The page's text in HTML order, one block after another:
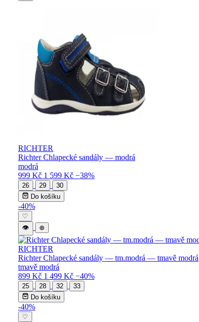
RICHTER
Richter Chlapecké sandály — modrá
modrá
999 Kč 1 599 Kč −38%
26 29
30
Do košíku
-40%
♡
👁
⊕
RICHTER
Richter Chlapecké sandály — tm.modrá — tmavě modrá
tmavě modrá
899 Kč 1 499 Kč −40%
25 28 32
33
Do košíku
-40%
♡